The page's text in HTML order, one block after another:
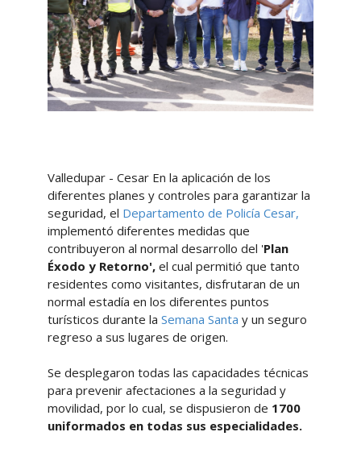
Valledupar - Cesar En la aplicación de los
diferentes planes y controles para garantizar la
seguridad, el Departamento de Policía Cesar,
implementó diferentes medidas que
contribuyeron al normal desarrollo del 'Plan
Éxodo y Retorno',el cual permitió que tanto
residentes como visitantes, disfrutaran de un
normal estadía en los diferentes puntos
turísticos durante la Semana Santa y un seguro
regreso a sus lugares de origen.
Se desplegaron todas las capacidades técnicas
para prevenir afectaciones a la seguridad y
movilidad, por lo cual, se dispusieron de 1700
uniformados en todas sus especialidades.